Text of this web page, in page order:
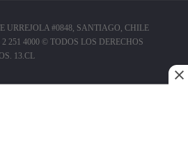
URREJOLA #0848, SANTIAGO, CHILE
251 4000 © TODOS LOS DERECHOS
13.CL